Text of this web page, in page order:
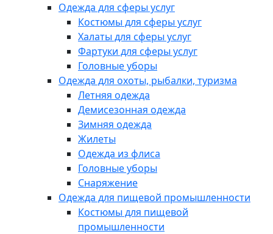
Одежда для сферы услуг
Костюмы для сферы услуг
Халаты для сферы услуг
Фартуки для сферы услуг
Головные уборы
Одежда для охоты, рыбалки, туризма
Летняя одежда
Демисезонная одежда
Зимняя одежда
Жилеты
Одежда из флиса
Головные уборы
Снаряжение
Одежда для пищевой промышленности
Костюмы для пищевой
промышленности